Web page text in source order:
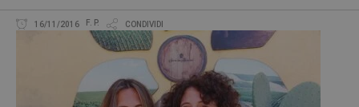
16/11/2016 F. P. CONDIVIDI